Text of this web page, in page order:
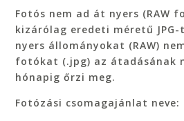
Fotós nem ad át nyers (RAW
kizárólag eredeti méretű
nyers állományokat (RAW)
fotókat (.jpg) az átadásának
hónapig őrzi meg.
Fotózási csomagajánlat neve: